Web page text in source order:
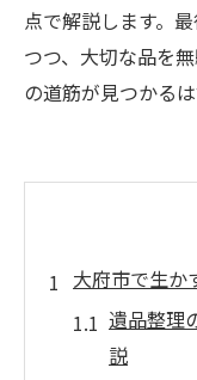
点で解説します。
つつ、大切な品を
の道筋が見つかるは
大府市で生か
遺品整理
説